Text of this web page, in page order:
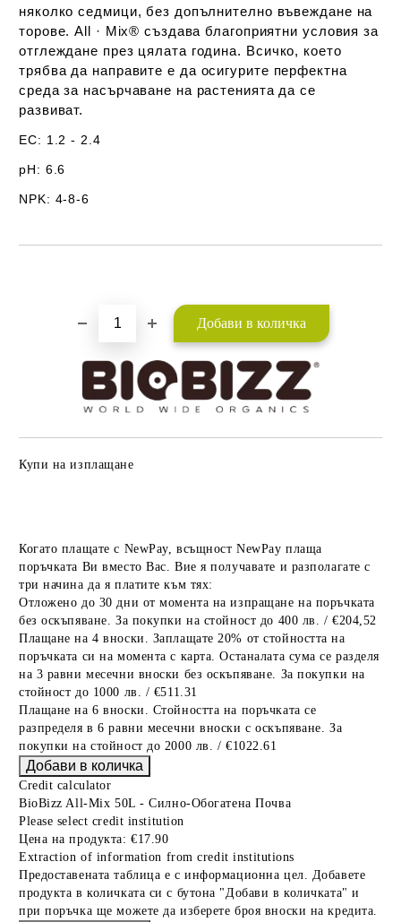
няколко седмици, без допълнително въвеждане на
торове. All · Mix® създава благоприятни условия за
отглеждане през цялата година. Всичко, което
трябва да направите е да осигурите перфектна
среда за насърчаване на растенията да се
развиват.
EC: 1.2 - 2.4
pH: 6.6
NPK: 4-8-6
Купи на изплащане
Когато плащате с NewPay, всъщност NewPay плаща
поръчката Ви вместо Вас. Вие я получавате и разполагате с
три начина да я платите към тях:
Отложено до 30 дни от момента на изпращане на поръчката
без оскъпяване. За покупки на стойност до 400 лв. / €204,52
Плащане на 4 вноски. Заплащате 20% от стойността на
поръчката си на момента с карта. Останалата сума се разделя
на 3 равни месечни вноски без оскъпяване. За покупки на
стойност до 1000 лв. / €511.31
Плащане на 6 вноски. Стойността на поръчката се
разпределя в 6 равни месечни вноски с оскъпяване. За
покупки на стойност до 2000 лв. / €1022.61
Credit calculator
BioBizz All-Mix 50L - Силно-Обогатена Почва
Please select credit institution
Цена на продукта: €17.90
Extraction of information from credit institutions
Предоставената таблица е с информационна цел. Добавете
продукта в количката си с бутона "Добави в количката" и
при поръчка ще можете да изберете броя вноски на кредита.